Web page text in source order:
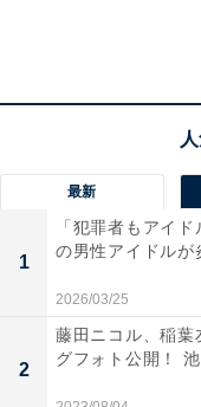
最新
1
「犯罪者もアイ
の男性アイドルが
2026/03/25
2
藤田ニコル、稲葉
グフォト公開！